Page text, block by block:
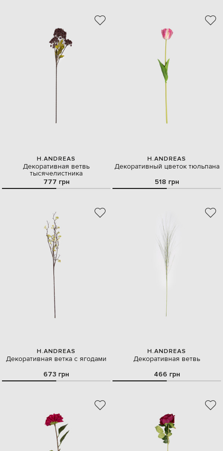
H.ANDREAS
Декоративная ветвь
тысячелистника
777 грн
H.ANDREAS
Декоративный цветок тюльпана
518 грн
H.ANDREAS
Декоративная ветка с ягодами
673 грн
H.ANDREAS
Декоративная ветвь
466 грн